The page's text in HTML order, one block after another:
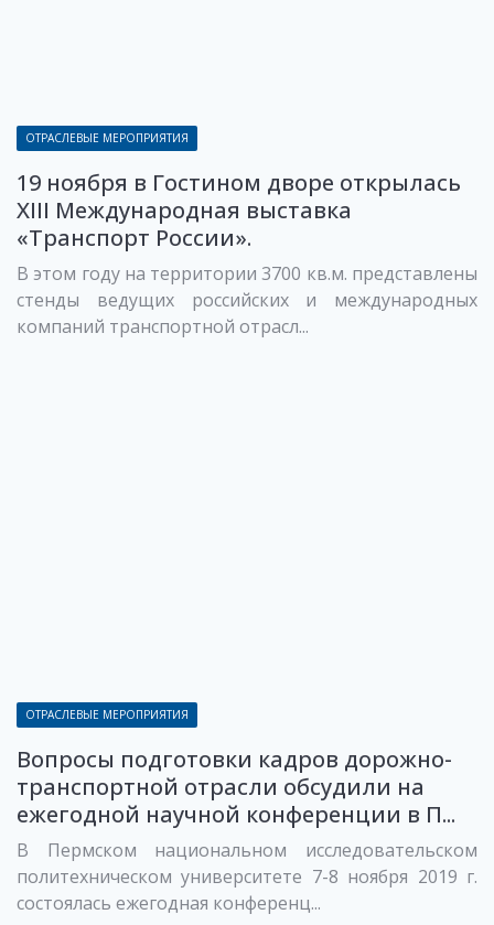
ОТРАСЛЕВЫЕ МЕРОПРИЯТИЯ
19 ноября в Гостином дворе открылась
XIII Международная выставка
«Транспорт России».
В этом году на территории 3700 кв.м. представлены
стенды ведущих российских и международных
компаний транспортной отрасл...
ОТРАСЛЕВЫЕ МЕРОПРИЯТИЯ
Вопросы подготовки кадров дорожно-
транспортной отрасли обсудили на
ежегодной научной конференции в П...
В Пермском национальном исследовательском
политехническом университете 7-8 ноября 2019 г.
состоялась ежегодная конференц...